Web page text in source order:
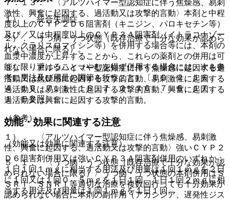
１）． 統合失調症。
２）． うつ病・うつ状態（既存治療で十分な効果が認めら
れない場合に限る）。
３）． アルツハイマー型認知症に伴う焦燥感に起因する過
活動又は焦燥感に起因する攻撃的言動、易刺激性に起因する
過活動又は易刺激性に起因する攻撃的言動、興奮に起因する
過活動又は興奮に起因する攻撃的言動。
効能・効果に関連する注意
（効能又は効果に関連する注意）
５．１． 〈うつ病・うつ状態（既存治療で十分な効果が認
められない場合に限る）〉うつ病・うつ状態の本剤併用はＳ
ＳＲＩ、ＳＮＲＩ等適切な治療を複数回行っても十分効果が
認められない場合に本剤の副作用（アカシジア、遅発性ジス
７．１３． 〈アルツハイマー型認知症に伴う焦燥感、易刺
激性、興奮に起因する、過活動又は攻撃的言動〉本剤と中程
度以上のＣＹＰ２Ｄ６阻害剤（キニジン、パロキセチン等）
及び／又は中程度以上のＣＹＰ３Ａ阻害剤（イトラコナゾー
ル、クラリスロマイシン等）を併用する場合等には、本剤の
血漿中濃度が上昇することから、これらの薬剤との併用は可
能な限り避けること（やむを得ず併用する場合には、次を参
考に用法及び用量の調節を行うこと）〔１０．２、１６．
４、１６．７．１、１６．７．２、１６．７．５、１７．
１．５参照〕。
（参考）
１）． 〈アルツハイマー型認知症に伴う焦燥感、易刺激
性、興奮に起因する、過活動又は攻撃的言動〉強いＣＹＰ２
Ｄ６阻害剤併用又は強いＣＹＰ３Ａ阻害剤併用のいずれか：
１日１回１ｍｇに相当する用法及び用量は１回１ｍｇを２日
に１回又は１回０．５ｍｇを１日１回、１日１回２ｍｇに相
当する用法及び用量は１回１ｍｇを１日１回。